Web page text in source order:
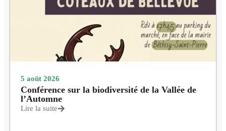
5 août 2026
Conférence sur la biodiversité de la Vallée de
l’Automne
Lire la suite